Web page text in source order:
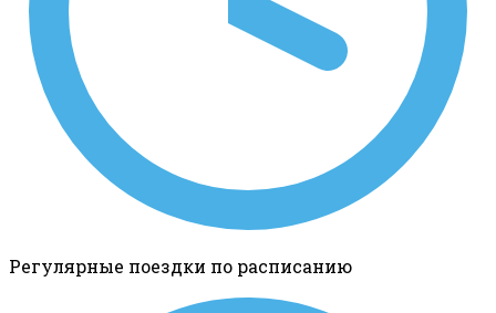
Регулярные поездки по расписанию